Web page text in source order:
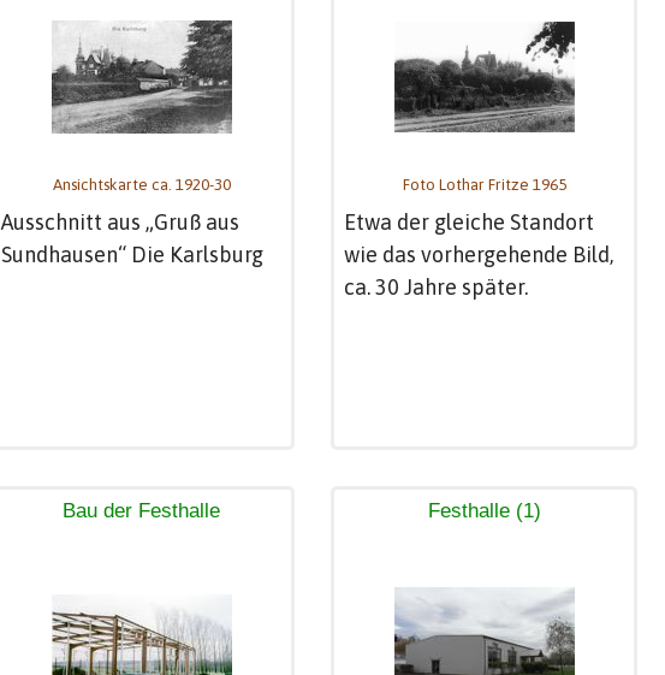
Ansichtskarte ca. 1920-30
Ausschnitt aus „Gruß aus
Sundhausen“ Die Karlsburg
Foto Lothar Fritze 1965
Etwa der gleiche Standort
wie das vorhergehende Bild,
ca. 30 Jahre später.
Bau der Festhalle Festhalle (1)